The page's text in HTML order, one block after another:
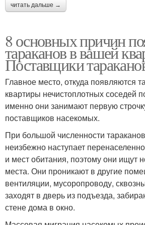
читать дальше →
8 основных причин
тараканов в вашей
Поставщики
Главное место, откуда появляются
квартиры нечистоплотных соседей
именно они занимают первую
поставщиков насекомых.
При большой численности
неизбежно наступает
и мест обитания, поэтому они ищут
места. Они проникают в другие
вентиляции, мусоропроводу,
заходят в дверь из подъезда,
стене дома в окно.